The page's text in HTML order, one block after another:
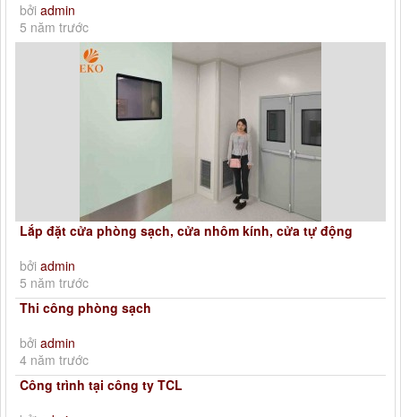
bởi admin
5 năm trước
Lắp đặt cửa phòng sạch, cửa nhôm kính, cửa tự động
bởi admin
5 năm trước
Thi công phòng sạch
bởi admin
4 năm trước
Công trình tại công ty TCL